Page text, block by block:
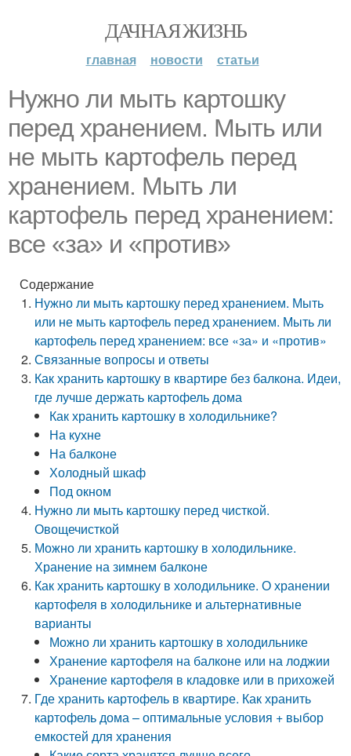
ДАЧНАЯ ЖИЗНЬ
главная новости статьи
Нужно ли мыть картошку
перед хранением. Мыть или
не мыть картофель перед
хранением. Мыть ли
картофель перед хранением:
все «за» и «против»
Содержание
Нужно ли мыть картошку перед хранением. Мыть
или не мыть картофель перед хранением. Мыть ли
картофель перед хранением: все «за» и «против»
Связанные вопросы и ответы
Как хранить картошку в квартире без балкона. Идеи,
где лучше держать картофель дома
Как хранить картошку в холодильнике?
На кухне
На балконе
Холодный шкаф
Под окном
Нужно ли мыть картошку перед чисткой.
Овощечисткой
Можно ли хранить картошку в холодильнике.
Хранение на зимнем балконе
Как хранить картошку в холодильнике. О хранении
картофеля в холодильнике и альтернативные
варианты
Можно ли хранить картошку в холодильнике
Хранение картофеля на балконе или на лоджии
Хранение картофеля в кладовке или в прихожей
Где хранить картофель в квартире. Как хранить
картофель дома – оптимальные условия + выбор
емкостей для хранения